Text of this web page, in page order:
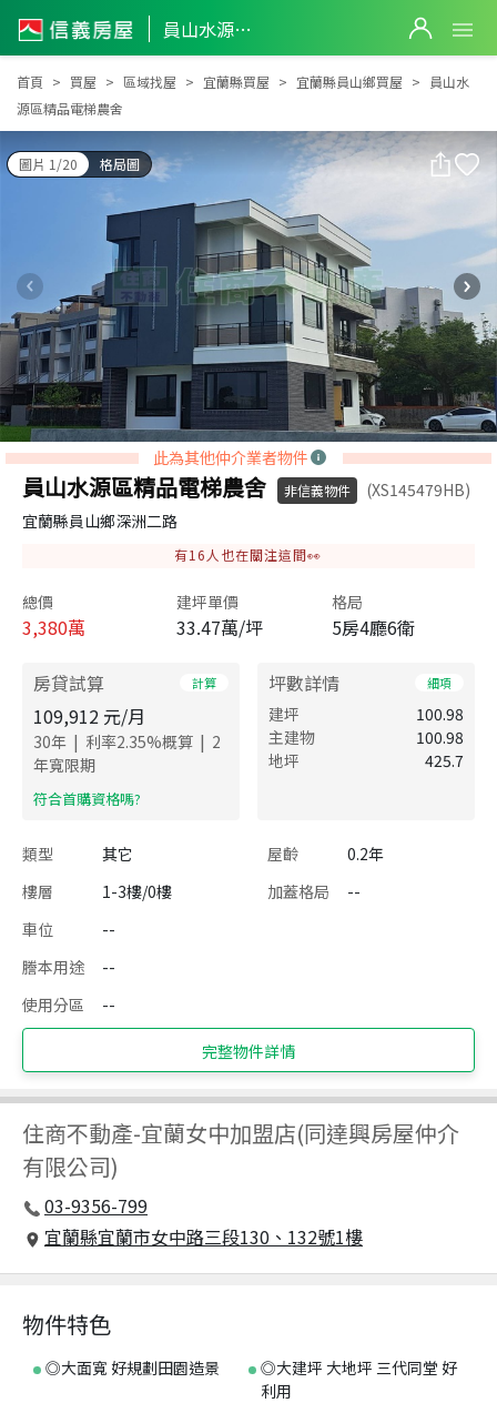
員山水源區精品電梯農舍
員山水源區精品電梯農舍
首頁 買屋 區域找屋 宜蘭縣買屋 宜蘭縣員山鄉買屋
員山水
源區精品電梯農舍
圖片 1/20 格局圖
此為其他仲介業者物件
員山水源區精品電梯農舍 非信義物件
(XS145479HB)
宜蘭縣員山鄉深洲二路
有16 人也在關注這間👀
總價
3,380萬
建坪單價
33.47萬/坪
格局
5房4廳6衛
房貸試算 計算
109,912 元/月
30年 | 利率2.35%概算 | 2
年寬限期
​符合首購資格嗎?
坪數詳情 細項
建坪
100.98
主建物
100.98
地坪
425.7
類型 其它 屋齡
0.2年
樓層
1-3樓/0樓 加蓋格局
--
車位
--
謄本用途
--
使用分區
--
完整物件詳情
住商不動產-宜蘭女中加盟店(同達興房屋仲介
有限公司)
03-9356-799
宜蘭縣宜蘭市女中路三段130、132號1樓
物件特色
◎大面寬 好規劃田園造景
◎大建坪 大地坪 三代同堂 好
利用